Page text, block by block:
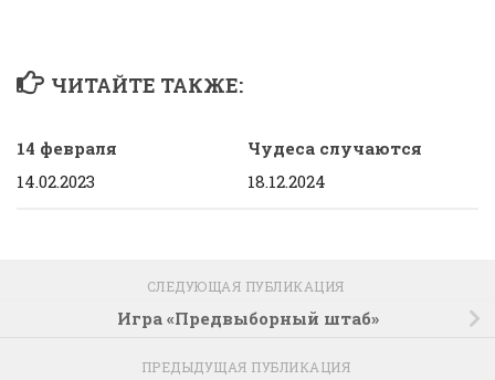
ЧИТАЙТЕ ТАКЖЕ:
14 февраля
14.02.2023
Чудеса случаются
18.12.2024
СЛЕДУЮЩАЯ ПУБЛИКАЦИЯ
Игра «Предвыборный штаб»
ПРЕДЫДУЩАЯ ПУБЛИКАЦИЯ